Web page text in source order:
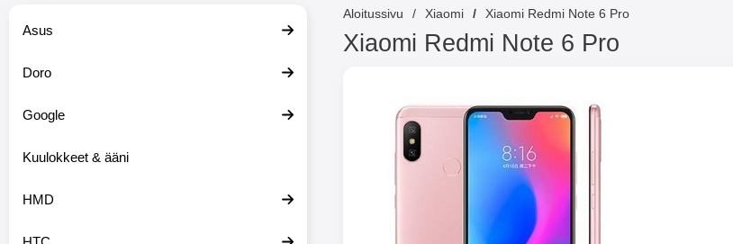
Asus
Doro
Google
Kuulokkeet & ääni
HMD
Aloitussivu Xiaomi Xiaomi Redmi Note 6 Pro
Xiaomi Redmi Note 6 Pro